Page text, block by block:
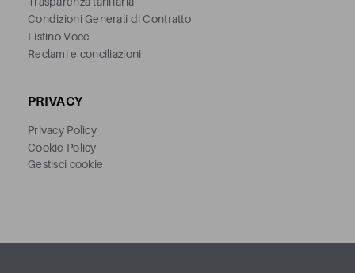
Condizioni Generali di Contratto
Listino Voce
Reclami e conciliazioni
PRIVACY
Privacy Policy
Cookie Policy
Gestisci cookie